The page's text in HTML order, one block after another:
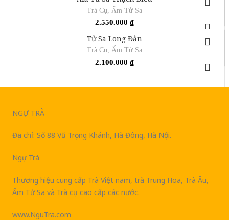
Trà Cụ, Ấm Tử Sa
2.550.000 ₫
Tử Sa Long Đản
Trà Cụ, Ấm Tử Sa
2.100.000 ₫
NGỰ TRÀ
Địa chỉ: Số 88 Vũ Trọng Khánh, Hà Đông, Hà Nội.
Ngự Trà
Thương hiệu cung cấp Trà Việt nam, trà Trung Hoa, Trà Âu,
Ấm Tử Sa và Trà cụ cao cấp các nước.
www.NguTra.com